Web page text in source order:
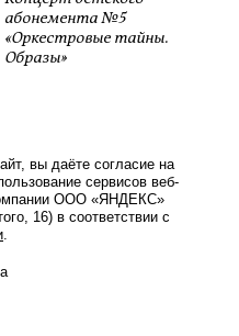
абонемента №5
«Оркестровые тайны.
Образы»
вы даёте согласие на
сервисов веб-
ООО «ЯНДЕКС»
16) в соответствии с
.